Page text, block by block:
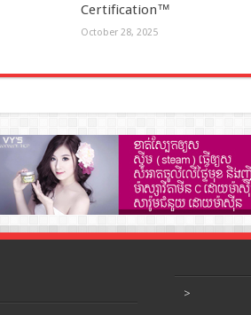
Certification™
October 28, 2025
>